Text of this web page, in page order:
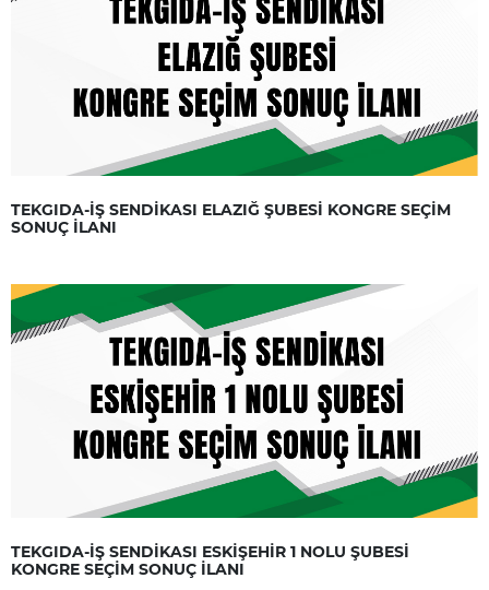
TEKGIDA-İŞ SENDİKASI ELAZIĞ ŞUBESİ KONGRE SEÇİM
SONUÇ İLANI
TEKGIDA-İŞ SENDİKASI ESKİŞEHİR 1 NOLU ŞUBESİ
KONGRE SEÇİM SONUÇ İLANI